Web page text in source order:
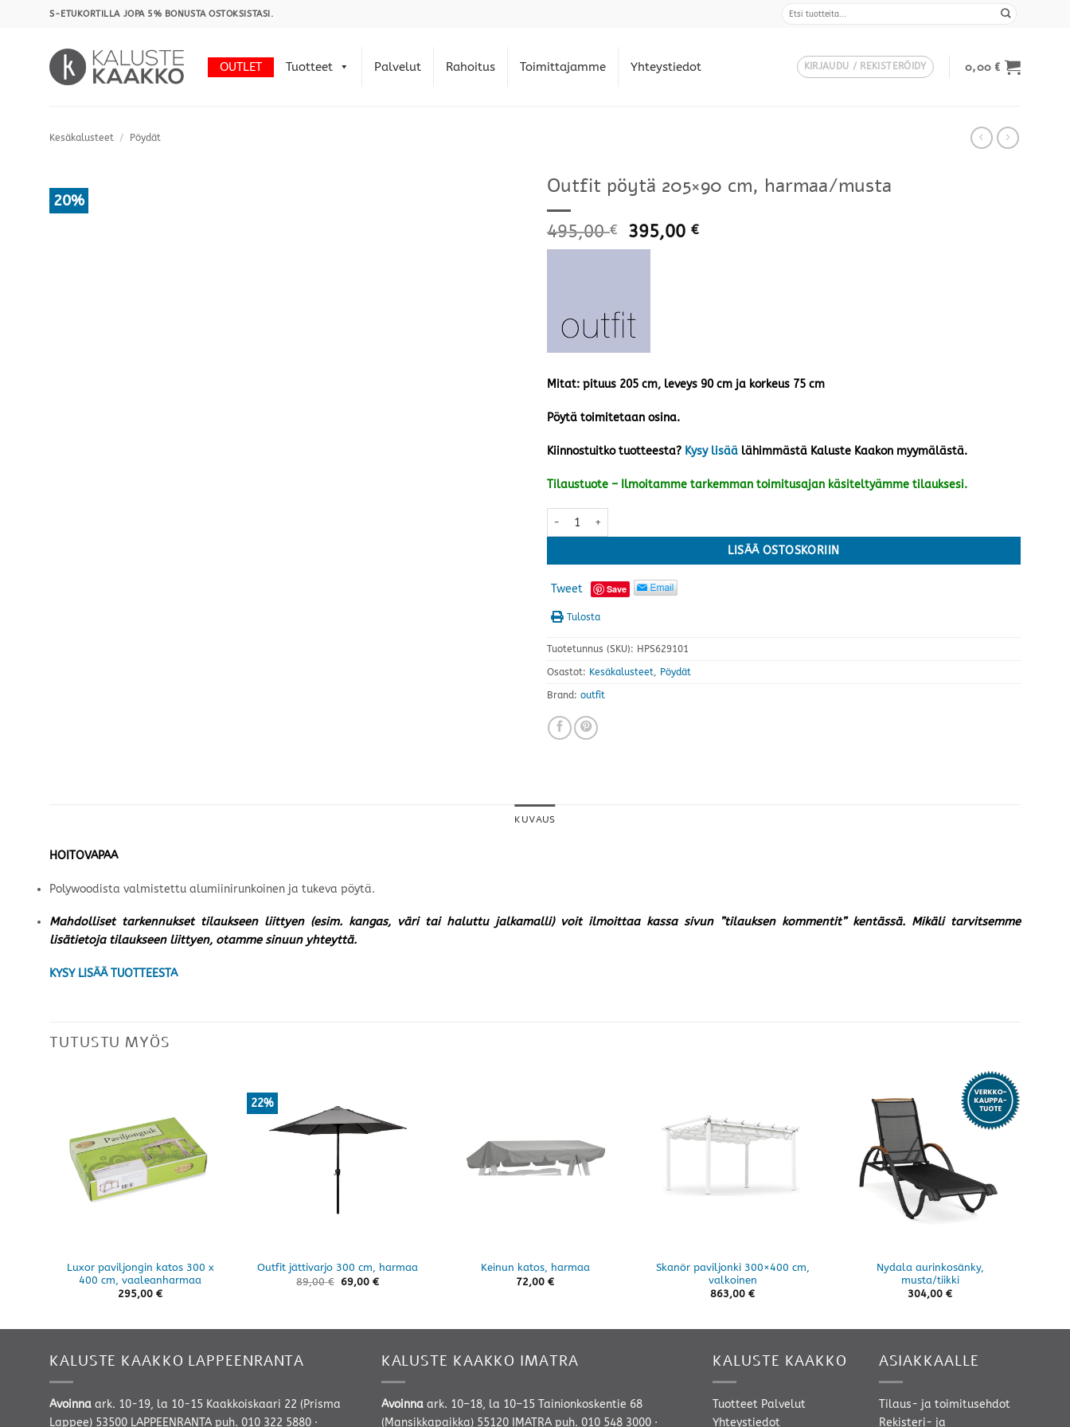
S-ETUKORTILLA JOPA 5% BONUSTA OSTOKSISTASI.
OUTLET Tuotteet Palvelut Rahoitus Toimittajamme Yhteystiedot KIRJAUDU / REKISTERÖIDY 0,00€
Kesäkalusteet / Pöydät
20%
Outfit pöytä 205×90 cm, harmaa/musta
495,00€ 395,00€
Mitat: pituus 205 cm, leveys 90 cm ja korkeus 75 cm
Pöytä toimitetaan osina.
Kiinnostuitko tuotteesta? Kysy lisää lähimmästä Kaluste Kaakon myymälästä.
Tilaustuote – Ilmoitamme tarkemman toimitusajan käsiteltyämme tilauksesi.
Outfit pöytä 205x90 cm, harmaa/musta määrä
LISÄÄ OSTOSKORIIN
Tweet Save
Tulosta
Tuotetunnus (SKU): HPS629101
Osastot: Kesäkalusteet, Pöydät
Brand: outfit
KUVAUS
HOITOVAPAA
Polywoodista valmistettu alumiinirunkoinen ja tukeva pöytä.
Mahdolliset tarkennukset tilaukseen liittyen (esim. kangas, väri tai haluttu jalkamalli) voit ilmoittaa kassa sivun ”tilauksen kommentit” kentässä. Mikäli tarvitsemme
lisätietoja tilaukseen liittyen, otamme sinuun yhteyttä.
KYSY LISÄÄ TUOTTEESTA
TUTUSTU MYÖS
Luxor paviljongin katos 300 x
400 cm, vaaleanharmaa
295,00 €
22%
Outfit jättivarjo 300 cm, harmaa
89,00€ 69,00 €
Keinun katos, harmaa
72,00 €
Skanör paviljonki 300×400 cm,
valkoinen
863,00 €
Nydala aurinkosänky,
musta/tiikki
304,00 €
KALUSTE KAAKKO LAPPEENRANTA
Avoinna ark. 10-19, la 10-15 Kaakkoiskaari 22 (Prisma
Lappee) 53500 LAPPEENRANTA puh. 010 322 5880 ·
KALUSTE KAAKKO IMATRA
Avoinnaark. 10–18, la 10–15 Tainionkoskentie 68
(Mansikkapaikka) 55120 IMATRA puh. 010 548 3000·
KALUSTE KAAKKO
Tuotteet Palvelut
Yhteystiedot
ASIAKKAALLE
Tilaus- ja toimitusehdot
Rekisteri- ja